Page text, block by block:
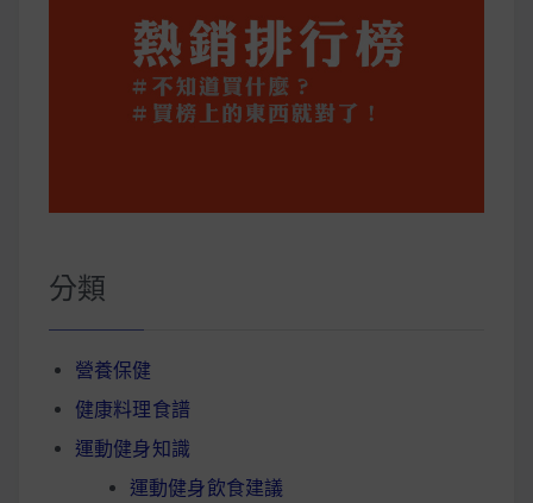
分類
營養保健
健康料理食譜
運動健身知識
運動健身飲食建議